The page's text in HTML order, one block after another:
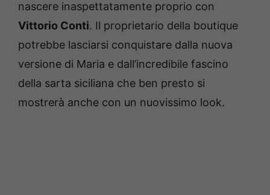
nascere inaspettatamente proprio con
Vittorio Conti. Il proprietario della boutique
potrebbe lasciarsi conquistare dalla nuova
versione di Maria e dall’incredibile fascino
della sarta siciliana che ben presto si
mostrerà anche con un nuovissimo look.